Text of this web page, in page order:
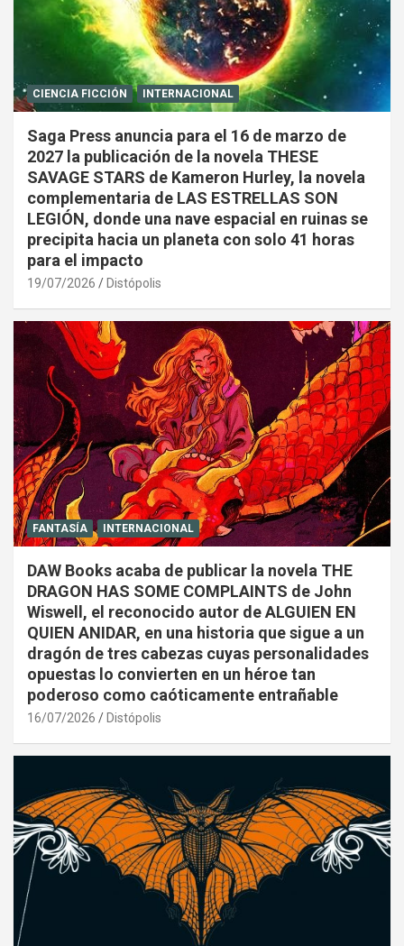
CIENCIA FICCIÓN INTERNACIONAL
Saga Press anuncia para el 16 de marzo de
2027 la publicación de la novela THESE
SAVAGE STARS de Kameron Hurley, la novela
complementaria de LAS ESTRELLAS SON
LEGIÓN, donde una nave espacial en ruinas se
precipita hacia un planeta con solo 41 horas
para el impacto
19/07/2026 Distópolis
FANTASÍA INTERNACIONAL
DAW Books acaba de publicar la novela THE
DRAGON HAS SOME COMPLAINTS de John
Wiswell, el reconocido autor de ALGUIEN EN
QUIEN ANIDAR, en una historia que sigue a un
dragón de tres cabezas cuyas personalidades
opuestas lo convierten en un héroe tan
poderoso como caóticamente entrañable
16/07/2026 Distópolis